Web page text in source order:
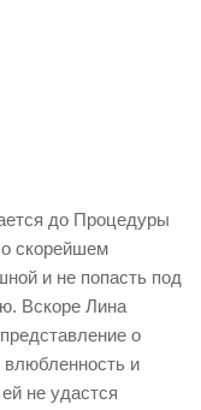
до Процедуры
скорейшем
и не попасть под
Вскоре Лина
о
и
не удастся